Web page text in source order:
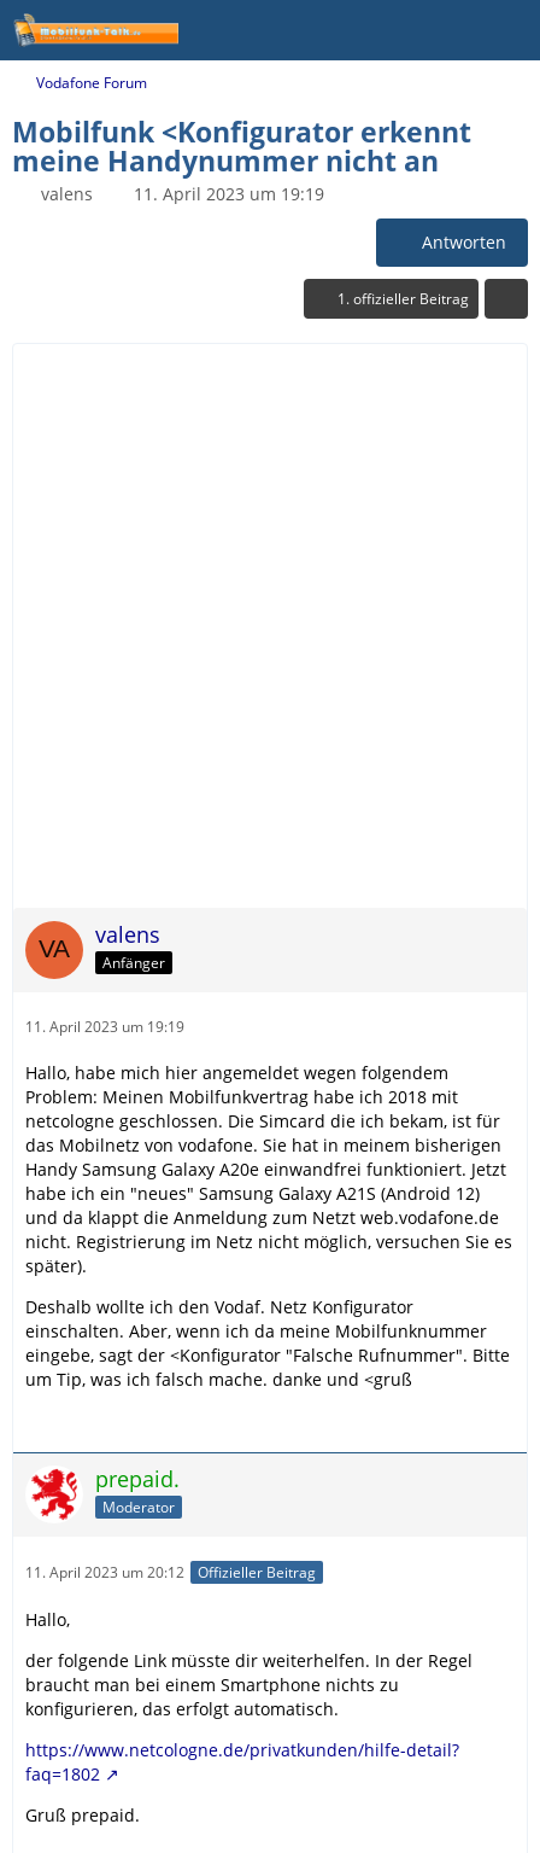
Vodafone Forum
Mobilfunk <Konfigurator erkennt
meine Handynummer nicht an
valens 11. April 2023 um 19:19
Antworten
1. offizieller Beitrag
valens
Anfänger
11. April 2023 um 19:19
Hallo, habe mich hier angemeldet wegen folgendem
Problem: Meinen Mobilfunkvertrag habe ich 2018 mit
netcologne geschlossen. Die Simcard die ich bekam, ist für
das Mobilnetz von vodafone. Sie hat in meinem bisherigen
Handy Samsung Galaxy A20e einwandfrei funktioniert. Jetzt
habe ich ein "neues" Samsung Galaxy A21S (Android 12)
und da klappt die Anmeldung zum Netzt web.vodafone.de
nicht. Registrierung im Netz nicht möglich, versuchen Sie es
später).
Deshalb wollte ich den Vodaf. Netz Konfigurator
einschalten. Aber, wenn ich da meine Mobilfunknummer
eingebe, sagt der <Konfigurator "Falsche Rufnummer". Bitte
um Tip, was ich falsch mache. danke und <gruß
prepaid.
Moderator
11. April 2023 um 20:12 Offizieller Beitrag
Hallo,
der folgende Link müsste dir weiterhelfen. In der Regel
braucht man bei einem Smartphone nichts zu
konfigurieren, das erfolgt automatisch.
https://www.netcologne.de/privatkunden/hilfe-detail?
faq=1802
Gruß prepaid.